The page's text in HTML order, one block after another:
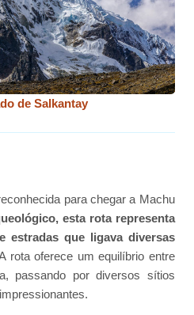
de Salkantay
para chegar a Machu
esta rota representa
estradas que ligava diversas
rota oferece um equilíbrio entre
passando por diversos sítios